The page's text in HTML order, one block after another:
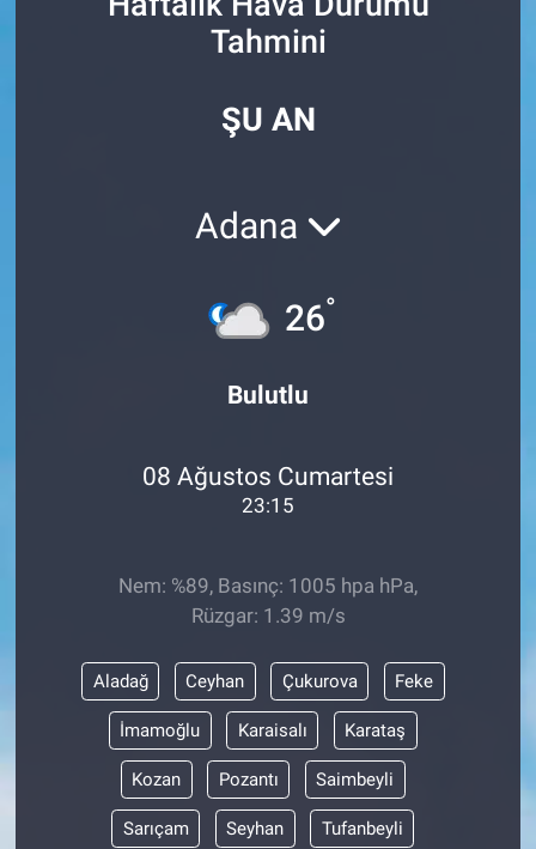
Tahmini
ŞU AN
Adana
26°
Bulutlu
08 Ağustos Cumartesi
23:15
Nem: %89, Basınç: 1005 hpa hPa,
Rüzgar: 1.39 m/s
Aladağ Ceyhan Çukurova Feke
İmamoğlu Karaisalı Karataş
Kozan Pozantı Saimbeyli
Sarıçam Seyhan Tufanbeyli